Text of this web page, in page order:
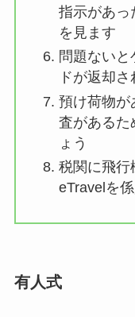
指示があっ
を見ます
問題ない
ドが返却
預け荷物が
査があるた
ょう
税関に飛行
eTravelを
有人式